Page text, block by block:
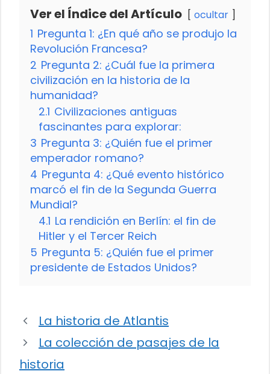
Ver el Índice del Artículo ocultar
1 Pregunta 1: ¿En qué año se produjo la
Revolución Francesa?
2 Pregunta 2: ¿Cuál fue la primera
civilización en la historia de la
humanidad?
2.1 Civilizaciones antiguas
fascinantes para explorar:
3 Pregunta 3: ¿Quién fue el primer
emperador romano?
4 Pregunta 4: ¿Qué evento histórico
marcó el fin de la Segunda Guerra
Mundial?
4.1 La rendición en Berlín: el fin de
Hitler y el Tercer Reich
5 Pregunta 5: ¿Quién fue el primer
presidente de Estados Unidos?
La historia de Atlantis
La colección de pasajes de la
historia